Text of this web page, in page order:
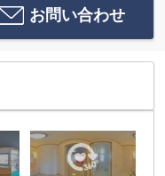
お問い合わせ